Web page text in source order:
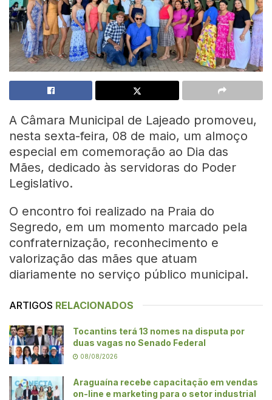
A Câmara Municipal de Lajeado promoveu,
nesta sexta-feira, 08 de maio, um almoço
especial em comemoração ao Dia das
Mães, dedicado às servidoras do Poder
Legislativo.
O encontro foi realizado na Praia do
Segredo, em um momento marcado pela
confraternização, reconhecimento e
valorização das mães que atuam
diariamente no serviço público municipal.
ARTIGOS RELACIONADOS
Tocantins terá 13 nomes na disputa por
duas vagas no Senado Federal
08/08/2026
Araguaína recebe capacitação em vendas
on-line e marketing para o setor industrial